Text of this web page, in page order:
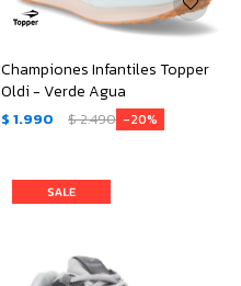
Championes Infantiles Topper
Oldi - Verde Agua
$ 1.990 $2.490 20